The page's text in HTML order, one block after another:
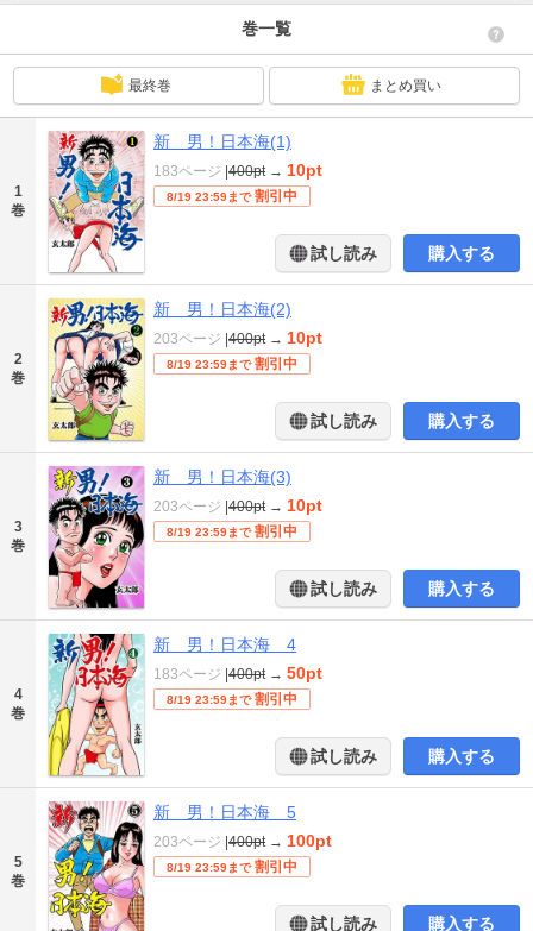
巻一覧
最終巻 まとめ買い
1
巻
新 男！日本海(1)
183ページ 400pt → 10pt
8/19 23:59まで 割引中
試し読み 購入する
2
巻
新 男！日本海(2)
203ページ 400pt → 10pt
8/19 23:59まで 割引中
試し読み 購入する
3
巻
新 男！日本海(3)
203ページ 400pt → 10pt
8/19 23:59まで 割引中
試し読み 購入する
4
巻
新 男！日本海 4
183ページ 400pt → 50pt
8/19 23:59まで 割引中
試し読み 購入する
5
巻
新 男！日本海 5
203ページ 400pt → 100pt
8/19 23:59まで 割引中
試し読み 購入する